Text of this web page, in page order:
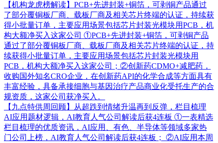
【机构龙虎榜解读】PCB+先进封装+铜箔，可剥铜产品通过
了部分覆铜板厂商、载板厂商及相关芯片终端的认证，持续获
得小批量订单，主要应用场景包括芯片封装光模块用PCB，机
构大额净买入这家公司 ①PCB+先进封装+铜箔，可剥铜产品
通过了部分覆铜板厂商、载板厂商及相关芯片终端的认证，持
续获得小批量订单，主要应用场景包括芯片封装光模块用
PCB，机构大额净买入这家公司；②创新药CDMO+减肥药，
收购国外知名CRO企业，在创新药API的化学合成等方面具有
丰富经验，具备承接细胞与基因治疗产品商业化受托生产的合
规资质，这家公司获净买入。
【九点特供周回顾】从超跌到情绪升温再到反弹，栏目梳理
AI应用题材逻辑，AI教育人气公司解读后获4连板 ①一表精选
栏目梳理的优质资讯，AI应用、有色、半导体等领域多家热
门公司上榜，AI教育人气公司解读后获4连板； ②AI应用本周